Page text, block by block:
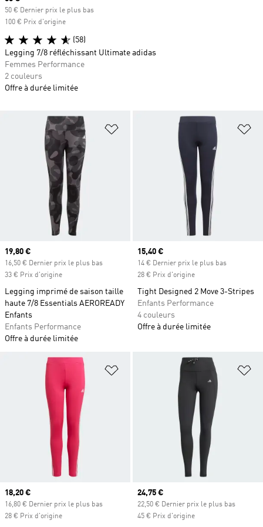
Ajouter à la Liste de produits
Prix actuel
19,80 €
16,50 € Dernier prix le plus bas
33 € Prix d'origine
Legging imprimé de saison taille
haute 7/8 Essentials AEROREADY
Enfants
Enfants Performance
Offre à durée limitée
Prix actuel
15,40 €
14 € Dernier prix le plus bas
28 € Prix d'origine
Tight Designed 2 Move 3-Stripes
Enfants Performance
4 couleurs
Offre à durée limitée
Ajouter à la Liste de produits
Prix actuel
18,20 €
16,80 € Dernier prix le plus bas
28 € Prix d'origine
Prix actuel
24,75 €
22,50 € Dernier prix le plus bas
45 € Prix d'origine
50 € Dernier prix le plus bas
100 € Prix d'origine
(58)
Legging 7/8 réfléchissant Ultimate adidas
Femmes Performance
2 couleurs
Offre à durée limitée